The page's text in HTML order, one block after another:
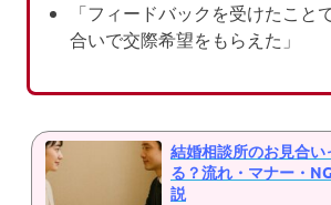
「フィードバックを受けたこと
合いで交際希望をもらえた」
結婚相談所のお見合い
る？流れ・マナー・
説